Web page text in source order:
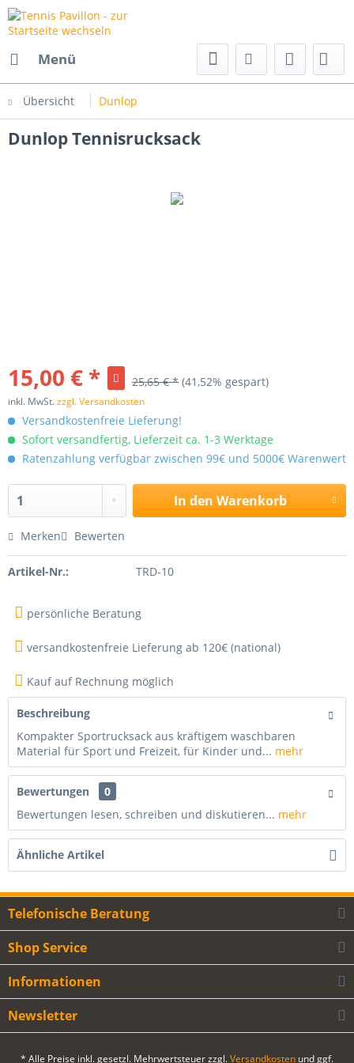
Menü
Übersicht Dunlop
Dunlop Tennisrucksack
15,00 € * 25,65 € * (41,52% gespart)
inkl. MwSt.zzgl. Versandkosten
Versandkostenfreie Lieferung!
Sofort versandfertig, Lieferzeit ca. 1-3 Werktage
Ratenzahlung verfügbar zwischen 99€ und 5000€ Warenwert
In den Warenkorb
Merken Bewerten
Artikel-Nr.: TRD-10
persönliche Beratung
versandkostenfreie Lieferung ab 120€ (national)
Kauf auf Rechnung möglich
Beschreibung
Kompakter Sportrucksack aus kräftigem waschbaren
Material für Sport und Freizeit, für Kinder und... mehr
Bewertungen
0
Bewertungen lesen, schreiben und diskutieren... mehr
Ähnliche Artikel
Telefonische Beratung
Shop Service
Informationen
Newsletter
* Alle Preise inkl. gesetzl. Mehrwertsteuer zzgl.Versandkosten und ggf.